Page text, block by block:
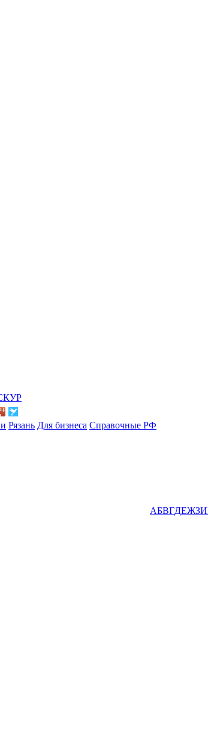
Рязань Для бизнеса Справочные РФ
АБВГДЕЖЗИ